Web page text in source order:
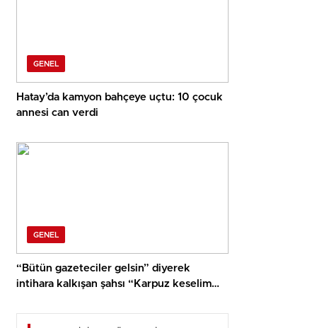
GENEL
Hatay’da kamyon bahçeye uçtu: 10 çocuk
annesi can verdi
GENEL
“Bütün gazeteciler gelsin” diyerek
intihara kalkışan şahsı “Karpuz keselim